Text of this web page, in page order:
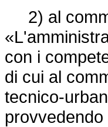
2) al
con i
di cui al
tecnico-